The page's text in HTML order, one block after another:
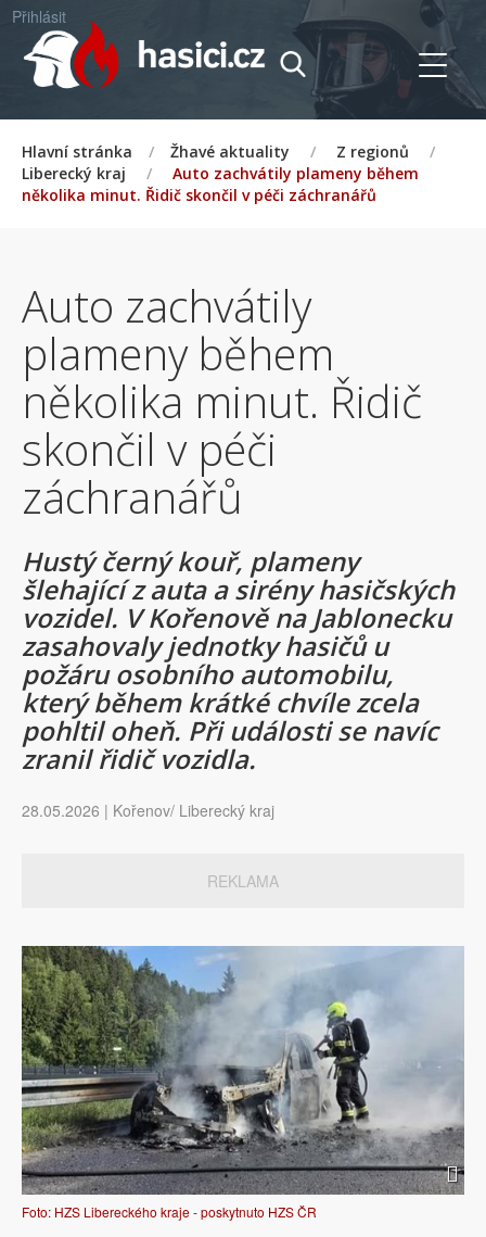
Přihlásit
Hlavní stránka / Žhavé aktuality / Z regionů
/
Liberecký kraj
/
Auto zachvátily plameny během
několika minut. Řidič skončil v péči záchranářů
Auto zachvátily
plameny během
několika minut. Řidič
skončil v péči
záchranářů
Hustý černý kouř, plameny
šlehající z auta a sirény hasičských
vozidel. V Kořenově na Jablonecku
zasahovaly jednotky hasičů u
požáru osobního automobilu,
který během krátké chvíle zcela
pohltil oheň. Při události se navíc
zranil řidič vozidla.
28.05.2026 | Kořenov/ Liberecký kraj
REKLAMA
Foto: HZS Libereckého kraje - poskytnuto HZS ČR